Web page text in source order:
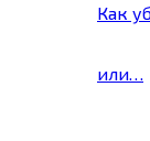
Как
или…